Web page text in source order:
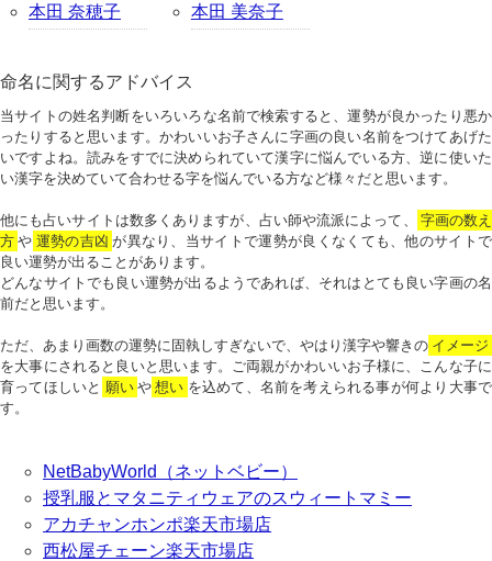
本田 奈穂子
本田 美奈子
命名に関するアドバイス
当サイトの姓名判断をいろいろな名前で検索すると、運勢が良かったり悪か
ったりすると思います。かわいいお子さんに字画の良い名前をつけてあげた
いですよね。読みをすでに決められていて漢字に悩んでいる方、逆に使いた
い漢字を決めていて合わせる字を悩んでいる方など様々だと思います。
他にも占いサイトは数多くありますが、占い師や流派によって、
字画の数え
方 や 運勢の吉凶 が異なり、当サイトで運勢が良くなくても、他のサイトで
良い運勢が出ることがあります。
どんなサイトでも良い運勢が出るようであれば、それはとても良い字画の名
前だと思います。
ただ、あまり画数の運勢に固執しすぎないで、やはり漢字や響きの イメージ
を大事にされると良いと思います。ご両親がかわいいお子様に、こんな子に
育ってほしいと 願い や 想い を込めて、名前を考えられる事が何より大事で
す。
NetBabyWorld（ネットベビー）
授乳服とマタニティウェアのスウィートマミー
アカチャンホンポ楽天市場店
西松屋チェーン楽天市場店